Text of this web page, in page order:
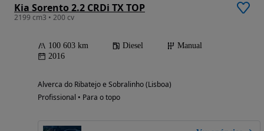
Kia Sorento 2.2 CRDi TX TOP
2199 cm3 • 200 cv
100 603 km Diesel
Manual
2016
Alverca do Ribatejo e Sobralinho (Lisboa)
Profissional • Para o topo